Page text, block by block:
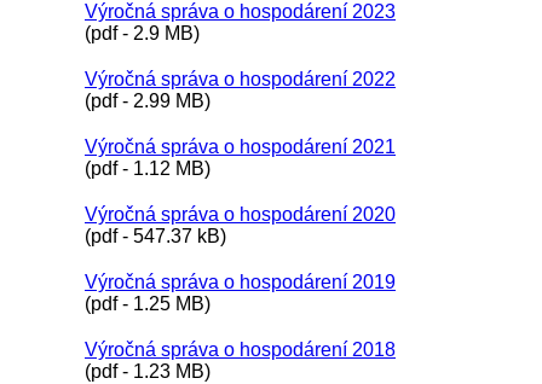
Výročná správa o hospodárení 2023
(pdf - 2.9 MB)
Výročná správa o hospodárení 2022
(pdf - 2.99 MB)
Výročná správa o hospodárení 2021
(pdf - 1.12 MB)
Výročná správa o hospodárení 2020
(pdf - 547.37 kB)
Výročná správa o hospodárení 2019
(pdf - 1.25 MB)
Výročná správa o hospodárení 2018
(pdf - 1.23 MB)